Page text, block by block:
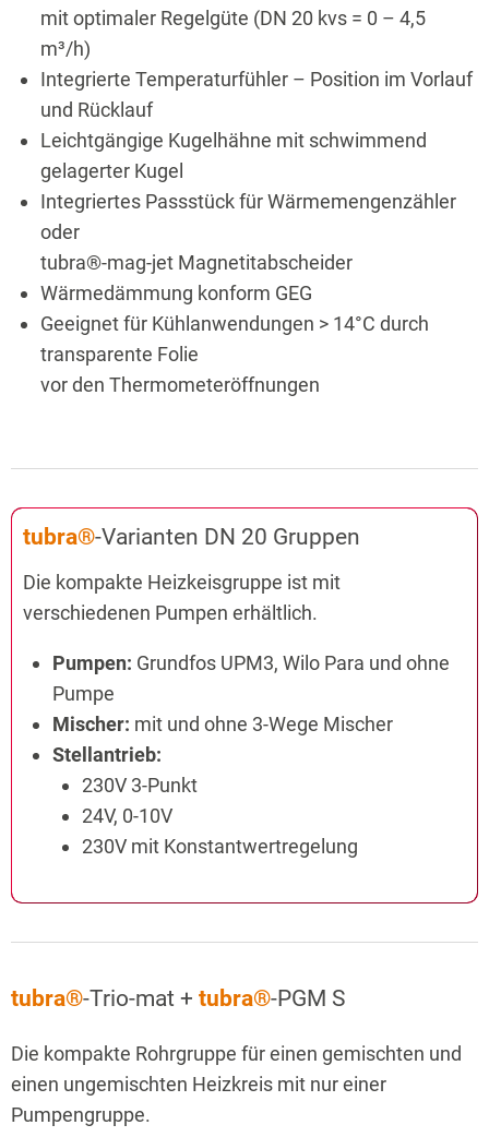
mit optimaler Regelgüte (DN 20 kvs = 0 – 4,5
m³/h)
Integrierte Temperaturfühler – Position im Vorlauf
und Rücklauf
Leichtgängige Kugelhähne mit schwimmend
gelagerter Kugel
Integriertes Passstück für Wärmemengenzähler
oder
tubra®-mag-jet Magnetitabscheider
Wärmedämmung konform GEG
Geeignet für Kühlanwendungen > 14°C durch
transparente Folie
vor den Thermometeröffnungen
tubra®-Varianten DN 20 Gruppen
Die kompakte Heizkeisgruppe ist mit
verschiedenen Pumpen erhältlich.
Pumpen: Grundfos UPM3, Wilo Para und ohne
Pumpe
Mischer: mit und ohne 3-Wege Mischer
Stellantrieb:
230V 3-Punkt
24V, 0-10V
230V mit Konstantwertregelung
tubra®-Trio-mat + tubra®-PGM S
Die kompakte Rohrgruppe für einen gemischten und
einen ungemischten Heizkreis mit nur einer
Pumpengruppe.